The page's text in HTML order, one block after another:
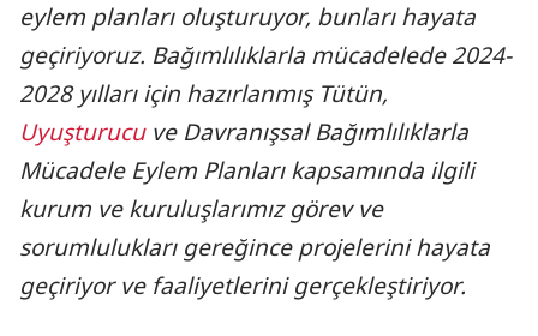
eylem planları oluşturuyor, bunları hayata
geçiriyoruz. Bağımlılıklarla mücadelede 2024-
2028 yılları için hazırlanmış Tütün,
Uyuşturucuve Davranışsal Bağımlılıklarla
Mücadele Eylem Planları kapsamında ilgili
kurum ve kuruluşlarımız görev ve
sorumlulukları gereğince projelerini hayata
geçiriyor ve faaliyetlerini gerçekleştiriyor.